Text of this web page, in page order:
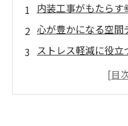
内装工事がもたらす
心が豊かになる空間
ストレス軽減に役
ポジティブなエネ
暮らしを彩る、幸